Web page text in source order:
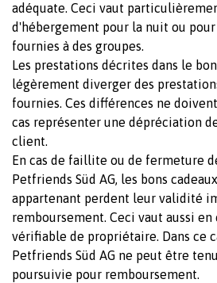
adéquate. Ceci vaut
d'hébergement pour la nuit ou
fournies à des groupes.
Les prestations décrites dans le
légèrement diverger des
fournies. Ces différences ne
cas représenter une dépréciation
client.
En cas de faillite ou de fermeture
Petfriends Süd AG, les bons
appartenant perdent leur validité
remboursement. Ceci vaut aussi en
vérifiable de propriétaire. Dans ce
Petfriends Süd AG ne peut être
poursuivie pour remboursement.